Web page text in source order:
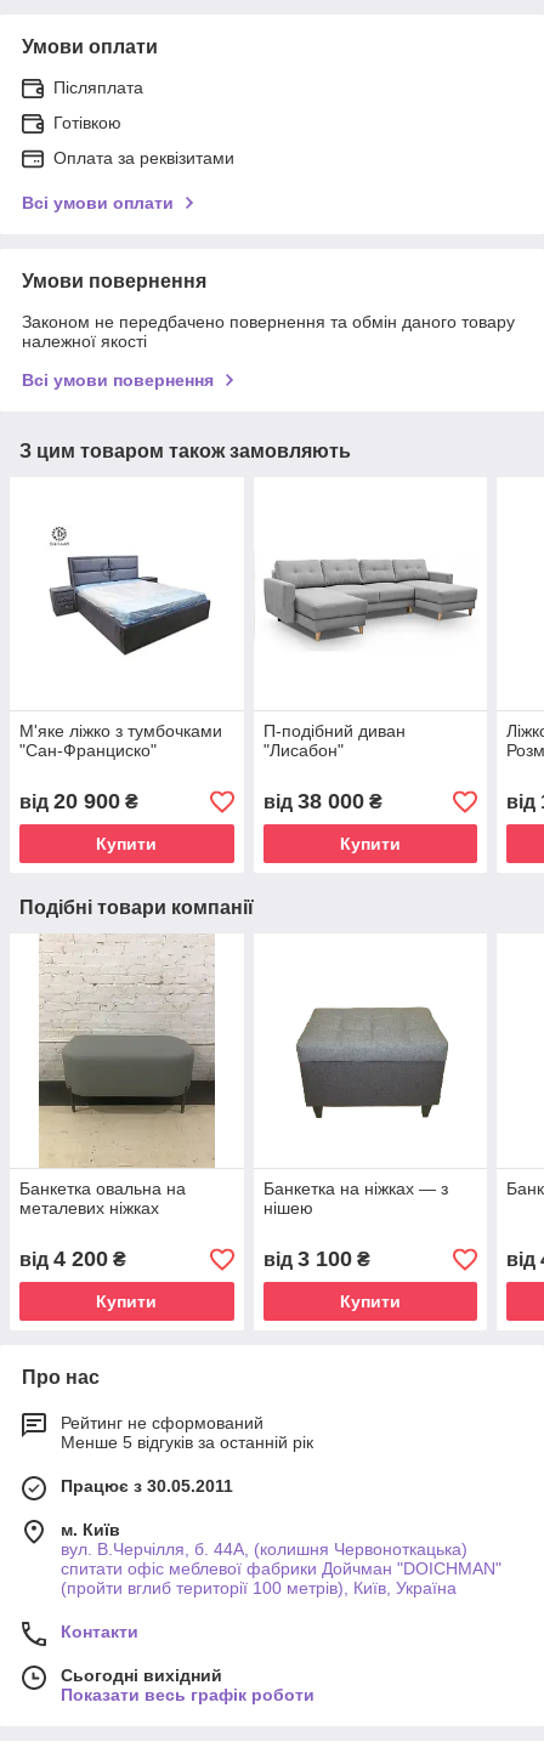
Умови оплати
Післяплата
Готівкою
Оплата за реквізитами
Всі умови оплати
Умови повернення
Законом не передбачено повернення та обмін даного товару
належної якості
Всі умови повернення
З цим товаром також замовляють
М'яке ліжко з тумбочками
"Сан-Франциско"
від 20 900 ₴
Купити
П-подібний диван
"Лисабон"
від 38 000₴
Купити
від
Подібні товари компанії
Банкетка овальна на
металевих ніжках
від 4 200 ₴
Купити
Банкетка на ніжках — з
нішею
від 3 100₴
Купити
від
Про нас
Рейтинг не сформований
Менше 5 відгуків за останній рік
Працює з 30.05.2011
м. Київ
вул. В.Черчілля, б. 44А, (колишня Червоноткацька)
спитати офіс меблевої фабрики Дойчман "DOICHMAN"
(пройти вглиб території 100 метрів), Київ, Україна
Контакти
Сьогодні вихідний
Показати весь графік роботи